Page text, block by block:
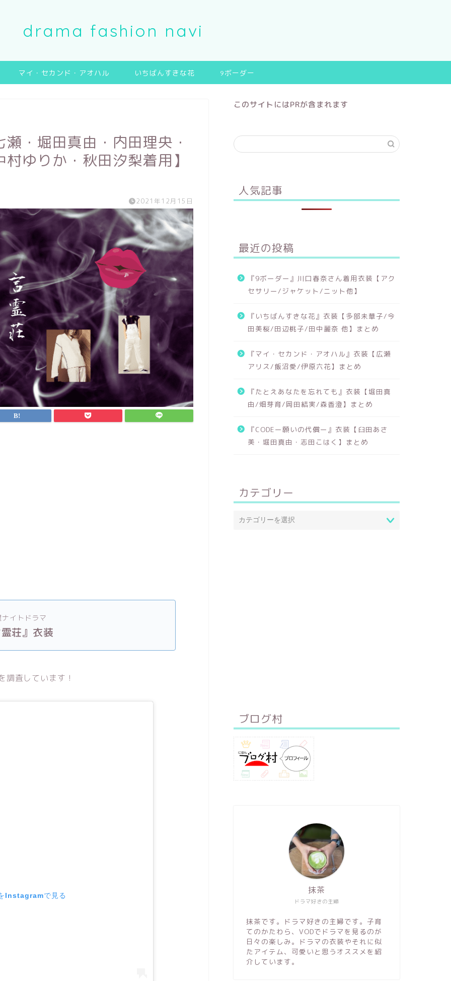
drama fashion navi
マイ・セカンド・アオハル いちばんすきな花 9ボーダー
・堀田真由・内田理央・
ゆりか・秋田汐梨着用】
2021年12月15日
ナイトドラマ
荘』衣装
査しています！
Instagramで見る
このサイトにはPRが含まれます
人気記事
最近の投稿
『9ボーダー』川口春奈さん着用衣装【アク
セサリー/ジャケット/ニット他】
『いちばんすきな花』衣装【多部未華子/今
田美桜/田辺桃子/田中麗奈 他】まとめ
『マイ・セカンド・アオハル』衣装【広瀬
アリス/飯沼愛/伊原六花】まとめ
『たとえあなたを忘れても』衣装【堀田真
由/畑芽育/岡田結実/森香澄】まとめ
『CODEー願いの代償ー』衣装【臼田あさ
美・堀田真由・志田こはく】まとめ
カテゴリー
ブログ村
ドラマ好きの主婦
抹茶
抹茶です。ドラマ好きの主婦です。子育
てのかたわら、VODでドラマを見るのが
日々の楽しみ。ドラマの衣装やそれに似
たアイテム、可愛いと思うオススメを紹
介しています。